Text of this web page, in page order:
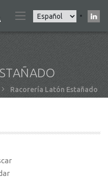
Select
your
language
Racorería Latón Estañado